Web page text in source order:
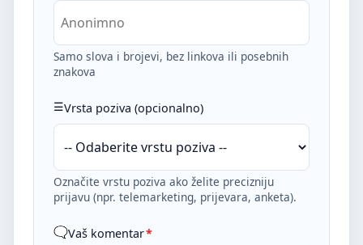
Samo slova i brojevi, bez linkova ili posebnih
znakova
Vrsta poziva (opcionalno)
Označite vrstu poziva ako želite precizniju
prijavu (npr. telemarketing, prijevara, anketa).
Vaš komentar*